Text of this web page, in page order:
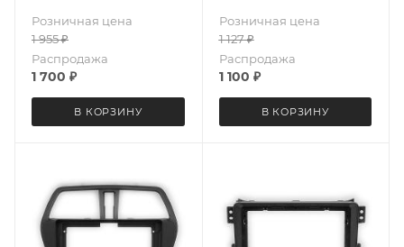
Розничная цена
1 955₽
Распродажа
1 700 ₽
В КОРЗИНУ
Розничная цена
1 127₽
Распродажа
1 100 ₽
В КОРЗИНУ